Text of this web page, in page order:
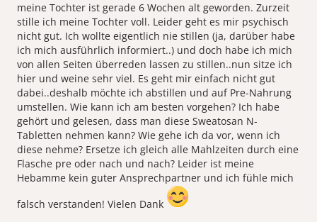
meine Tochter ist gerade 6 Wochen alt geworden. Zurzeit
stille ich meine Tochter voll. Leider geht es mir psychisch
nicht gut. Ich wollte eigentlich nie stillen (ja, darüber habe
ich mich ausführlich informiert..) und doch habe ich mich
von allen Seiten überreden lassen zu stillen..nun sitze ich
hier und weine sehr viel. Es geht mir einfach nicht gut
dabei..deshalb möchte ich abstillen und auf Pre-Nahrung
umstellen. Wie kann ich am besten vorgehen? Ich habe
gehört und gelesen, dass man diese Sweatosan N-
Tabletten nehmen kann? Wie gehe ich da vor, wenn ich
diese nehme? Ersetze ich gleich alle Mahlzeiten durch eine
Flasche pre oder nach und nach? Leider ist meine
Hebamme kein guter Ansprechpartner und ich fühle mich
falsch verstanden! Vielen Dank